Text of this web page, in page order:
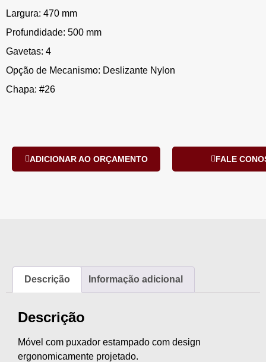
Largura: 470 mm
Profundidade: 500 mm
Gavetas: 4
Opção de Mecanismo: Deslizante Nylon
Chapa: #26
ADICIONAR AO ORÇAMENTO FALE
Descrição Informação adicional
Descrição
Móvel com puxador estampado com design
ergonomicamente projetado.